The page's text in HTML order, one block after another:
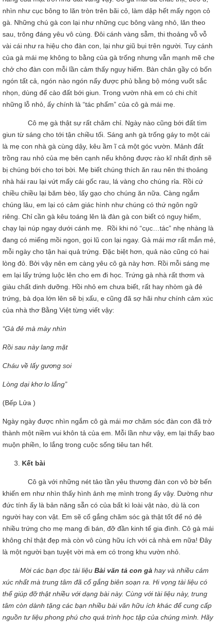
nhìn như cục bông to lăn tròn trên bãi cỏ, làm dập hết mấy ngọn cỏ
gà. Những chú gà con lại như những cục bông vàng nhỏ, lăn theo
sau, trông đáng yêu vô cùng. Đôi cánh vàng sẫm, thi thoảng vỗ vỗ
vài cái như ra hiệu cho đàn con, lại như giũ bụi trên người. Tuy cánh
của gà mái mẹ không to bằng của gà trống nhưng vẫn mạnh mẽ che
chở cho đàn con mỗi lần cảm thấy nguy hiểm. Bàn chân gầy có bốn
ngón tất cả, ngón nào ngón nấy được phủ bằng bộ móng vuốt sắc
nhọn, dùng để cào đất bới giun. Trong vườn nhà em có chi chít
những lỗ nhỏ, ấy chính là “tác phẩm” của cô gà mái mẹ.
Cô mẹ gà thật sự rất chăm chỉ. Ngày nào cũng bới đất tìm
giun từ sáng cho tới tận chiều tối. Sáng anh gà trống gáy to một cái
là mẹ con nhà gà cùng dậy, kêu ầm ĩ cả một góc vườn. Mảnh đất
trồng rau nhỏ của mẹ bên cạnh nếu không được rào kĩ nhất định sẽ
bị chúng bới cho tơi bời. Mẹ biết chúng thích ăn rau nên thi thoảng
nhà hái rau lại vứt mấy cái gốc rau, lá vàng cho chúng rỉa. Rồi cứ
chiều chiều lại băm bèo, lấy gạo cho chúng ăn nữa. Càng ngắm
chúng lâu, em lại có cảm giác hình như chúng có thứ ngôn ngữ
riêng. Chỉ cần gà kêu toáng lên là đàn gà con biết có nguy hiểm,
chạy lại núp ngay dưới cánh mẹ. Rồi khi nó “cục…tác” nhẹ nhàng là
đang có miếng mồi ngon, gọi lũ con lại ngay. Gà mái mơ rất mắn mẻ,
mỗi ngày cho tận hai quả trứng. Đặc biệt hơn, quả nào cũng có hai
lòng đỏ. Bởi vậy nên em càng yêu cô gà này hơn. Rồi mỗi sáng mẹ
em lại lấy trứng luộc lên cho em đi học. Trứng gà nhà rất thơm và
giàu chất dinh dưỡng. Hồi nhỏ em chưa biết, rất hay nhòm gà đẻ
trứng, bà dọa lớn lên sẽ bị xấu, e cũng đã sợ hãi như chính cảm xúc
của nhà thơ Bằng Việt từng viết vậy:
“Gà đẻ mà mày nhìn
Rồi sau này lang mặt
Cháu về lấy gương soi
Lòng dại khơ lo lắng”
(Bếp Lửa )
Ngày ngày được nhìn ngắm cô gà mái mơ chăm sóc đàn con đã trở
thành một niềm vui khôn tả của em. Mỗi lần như vậy, em lại thấy bao
muộn phiền, lo lắng trong cuộc sống tiêu tan hết.
Kết bài
Cô gà với những nét tảo tần yêu thương đàn con vô bờ bến
khiến em như nhìn thấy hình ảnh mẹ mình trong ấy vậy. Dường như
đức tính ấy là bản năng sẵn có của bất kì loài vật nào, dù là con
người hay con vật. Em sẽ cố gắng chăm sóc gà thật tốt để nó đẻ
nhiều trứng cho mẹ mang đi bán, đỡ đần kinh tế gia đình. Cô gà mái
không chỉ thật đẹp mà còn vô cùng hữu ích với cả nhà em nữa! Đây
là một người bạn tuyệt vời mà em có trong khu vườn nhỏ.
Mời các bạn đọc tài liệu Bài văn tả con gà hay và nhiều cảm
xúc nhất mà trung tâm đã cố gắng biên soạn ra. Hi vọng tài liệu có
thể giúp đỡ thật nhiều với dạng bài này. Cùng với tài liệu này, trung
tâm còn dành tặng các bạn nhiều bài văn hữu ích khác để cung cấp
nguồn tư liệu phong phú cho quá trình học tập của chúng mình. Hãy